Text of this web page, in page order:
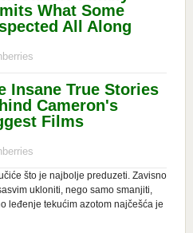
što je najbolje preduzeti. Zavisno
ukloniti, nego samo smanjiti,
leđenje tekućim azotom najčešća je